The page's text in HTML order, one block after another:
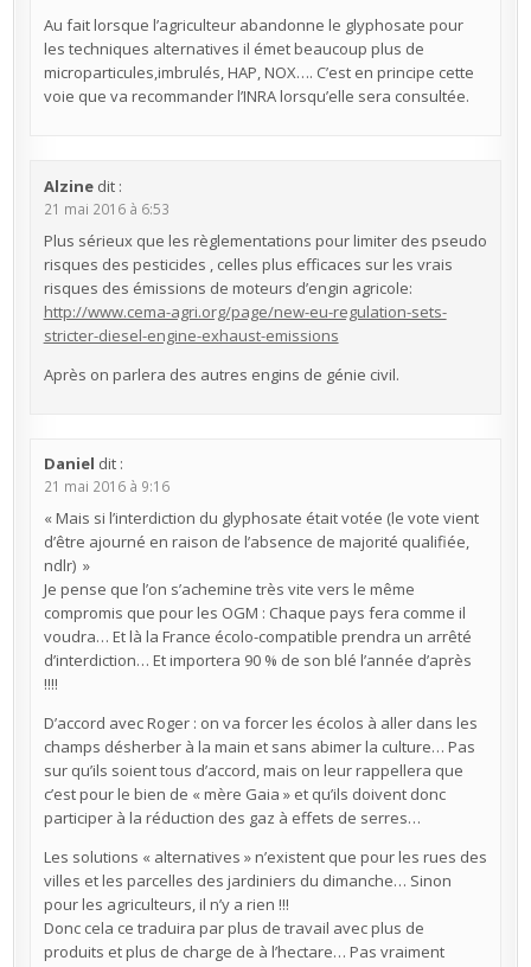
Au fait lorsque l’agriculteur abandonne le glyphosate pour
les techniques alternatives il émet beaucoup plus de
microparticules,imbrulés, HAP, NOX…. C’est en principe cette
voie que va recommander l’INRA lorsqu’elle sera consultée.
Alzine dit :
21 mai 2016 à 6:53
Plus sérieux que les règlementations pour limiter des pseudo
risques des pesticides , celles plus efficaces sur les vrais
risques des émissions de moteurs d’engin agricole:
http://www.cema-agri.org/page/new-eu-regulation-sets-
stricter-diesel-engine-exhaust-emissions
Après on parlera des autres engins de génie civil.
Daniel dit :
21 mai 2016 à 9:16
« Mais si l’interdiction du glyphosate était votée (le vote vient
d’être ajourné en raison de l’absence de majorité qualifiée,
ndlr) »
Je pense que l’on s’achemine très vite vers le même
compromis que pour les OGM : Chaque pays fera comme il
voudra… Et là la France écolo-compatible prendra un arrêté
d’interdiction… Et importera 90 % de son blé l’année d’après
!!!!
D’accord avec Roger : on va forcer les écolos à aller dans les
champs désherber à la main et sans abimer la culture… Pas
sur qu’ils soient tous d’accord, mais on leur rappellera que
c’est pour le bien de « mère Gaia » et qu’ils doivent donc
participer à la réduction des gaz à effets de serres…
Les solutions « alternatives » n’existent que pour les rues des
villes et les parcelles des jardiniers du dimanche… Sinon
pour les agriculteurs, il n’y a rien !!!
Donc cela ce traduira par plus de travail avec plus de
produits et plus de charge de à l’hectare… Pas vraiment